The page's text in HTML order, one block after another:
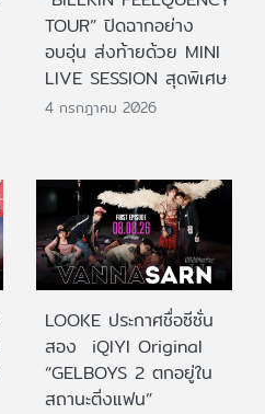
TOUR” ปิดฉากอย่าง
อบอุ่น ส่งท้ายด้วย MINI
LIVE SESSION สุดพิเศษ
4 กรกฎาคม 2026
LOOKE ประกาศชื่อซีซั่น
สอง iQIYI Original
“GELBOYS 2 ตกอยู่ใน
สถานะติ่งแฟน”